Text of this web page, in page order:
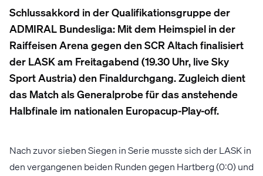
Schlussakkord in der Qualifikationsgruppe der
ADMIRAL Bundesliga: Mit dem Heimspiel in der
Raiffeisen Arena gegen den SCR Altach finalisiert
der LASK am Freitagabend (19.30 Uhr, live Sky
Sport Austria) den Finaldurchgang. Zugleich dient
das Match als Generalprobe für das anstehende
Halbfinale im nationalen Europacup-Play-off.
Nach zuvor sieben Siegen in Serie musste sich der LASK in
den vergangenen beiden Runden gegen Hartberg (0:0) und